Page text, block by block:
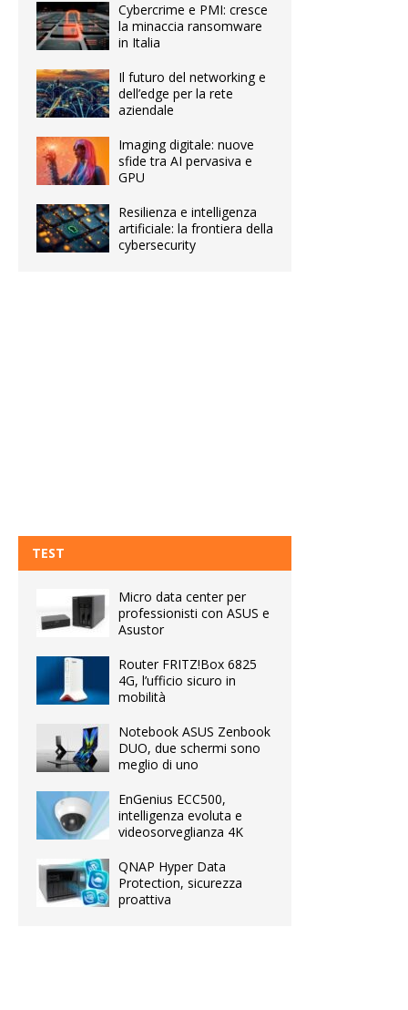
Cybercrime e PMI: cresce
la minaccia ransomware
in Italia
Il futuro del networking e
dell’edge per la rete
aziendale
Imaging digitale: nuove
sfide tra AI pervasiva e
GPU
Resilienza e intelligenza
artificiale: la frontiera della
cybersecurity
TEST
Micro data center per
professionisti con ASUS e
Asustor
Router FRITZ!Box 6825
4G, l’ufficio sicuro in
mobilità
Notebook ASUS Zenbook
DUO, due schermi sono
meglio di uno
EnGenius ECC500,
intelligenza evoluta e
videosorveglianza 4K
QNAP Hyper Data
Protection, sicurezza
proattiva